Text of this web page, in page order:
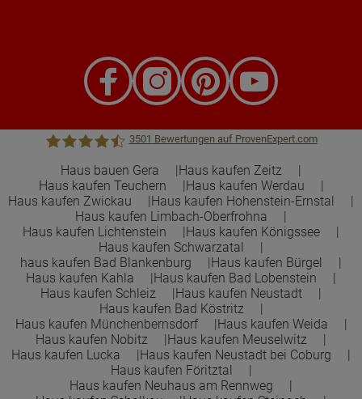
Town &Country Haus Lizenzgeber GmbH
3501 Bewertungen auf ProvenExpert.com
Haus bauen Gera
Haus kaufen Zeitz
Haus kaufen Teuchern
Haus kaufen Werdau
Haus kaufen Zwickau
Haus kaufen Hohenstein-Ernstal
Haus kaufen Limbach-Oberfrohna
Haus kaufen Lichtenstein
Haus kaufen Königssee
Haus kaufen Schwarzatal
haus kaufen Bad Blankenburg
Haus kaufen Bürgel
Haus kaufen Kahla
Haus kaufen Bad Lobenstein
Haus kaufen Schleiz
Haus kaufen Neustadt
Haus kaufen Bad Köstritz
Haus kaufen Münchenbernsdorf
Haus kaufen Weida
Haus kaufen Nobitz
Haus kaufen Meuselwitz
Haus kaufen Lucka
Haus kaufen Neustadt bei Coburg
Haus kaufen Föritztal
Haus kaufen Neuhaus am Rennweg